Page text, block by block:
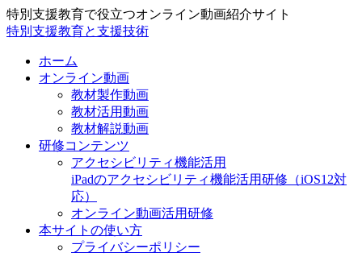
特別支援教育で役立つオンライン動画紹介サイト
特別支援教育と支援技術
ホーム
オンライン動画
教材製作動画
教材活用動画
教材解説動画
研修コンテンツ
アクセシビリティ機能活用
iPadのアクセシビリティ機能活用研修（iOS12対
応）
オンライン動画活用研修
本サイトの使い方
プライバシーポリシー